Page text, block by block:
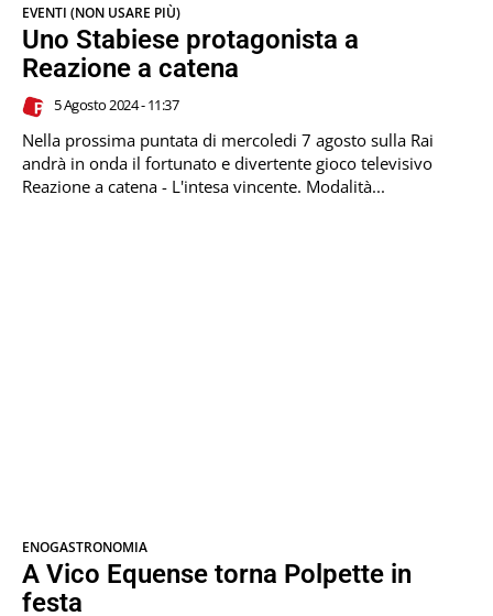
EVENTI (NON USARE PIÙ)
Uno Stabiese protagonista a
Reazione a catena
5 Agosto 2024 - 11:37
Nella prossima puntata di mercoledi 7 agosto sulla Rai
andrà in onda il fortunato e divertente gioco televisivo
Reazione a catena - L'intesa vincente. Modalità...
ENOGASTRONOMIA
A Vico Equense torna Polpette in
festa